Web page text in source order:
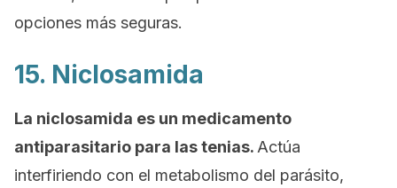
opciones más seguras.
15. Niclosamida
La niclosamida es un medicamento
antiparasitario para las tenias. Actúa
interfiriendo con el metabolismo del parásito,